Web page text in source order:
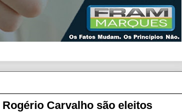
Carvalho são eleitos